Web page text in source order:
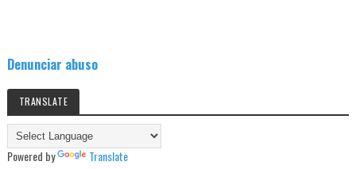
Denunciar abuso
TRANSLATE
Powered by Translate